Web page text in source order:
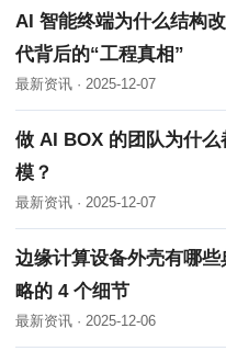
AI 智能终端为什么结构
代背后的“工程真相”
最新资讯 · 2025-12-07
做 AI BOX 的团队为什
模？
最新资讯 · 2025-12-07
边缘计算设备外壳有哪
略的 4 个细节
最新资讯 · 2025-12-06